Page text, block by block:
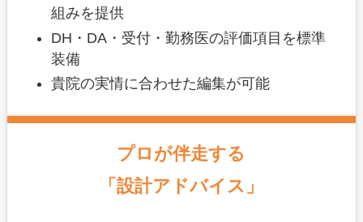
組みを提供
DH・DA・受付・勤務医の評価項目を標準
装備
貴院の実情に合わせた編集が可能
プロが伴走する
「設計アドバイス」